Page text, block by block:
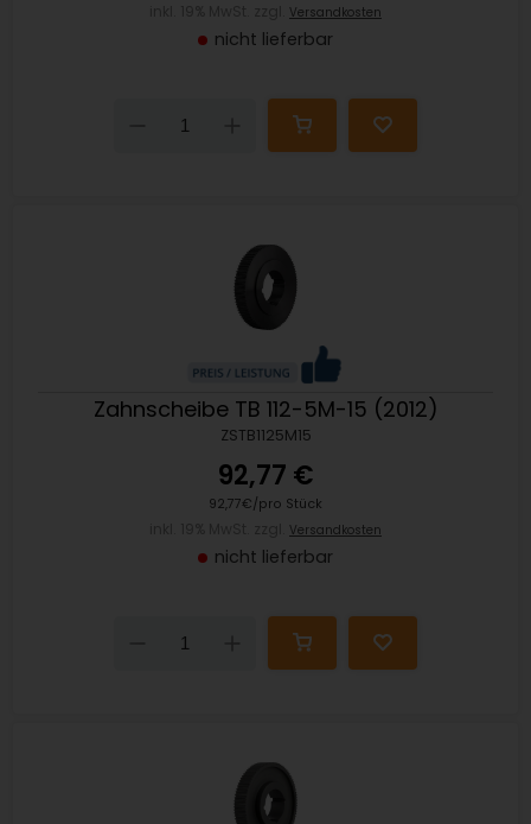
Versandkosten
nicht lieferbar
Down
Zahnscheibe TB 112-5M-15 (2012)
ZSTB1125M15
92,77 €
92,77€/pro Stück
Versandkosten
nicht lieferbar
Down